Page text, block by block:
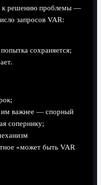
к решению проблемы —
запросов VAR:
сохраняется;
им важнее — спорный
сопернику;
«может быть VAR